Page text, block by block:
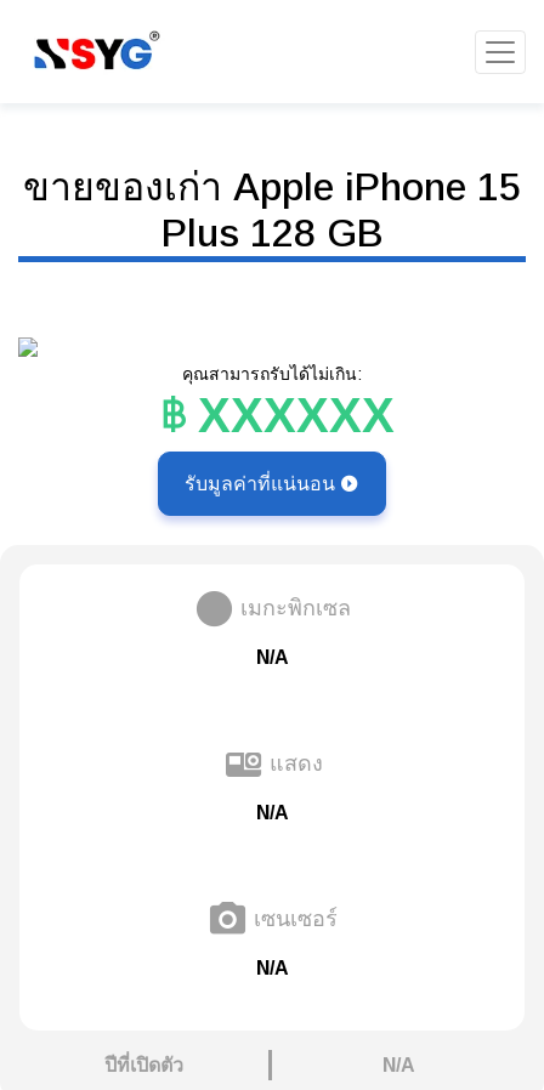
ขายของเก่า Apple iPhone 15
Plus 128 GB
คุณสามารถรับได้ไม่เกิน:
XXXXXX
รับมูลค่าที่แน่นอน
เมกะพิกเซล
N/A
แสดง
N/A
เซนเซอร์
N/A
ปีที่เปิดตัว N/A